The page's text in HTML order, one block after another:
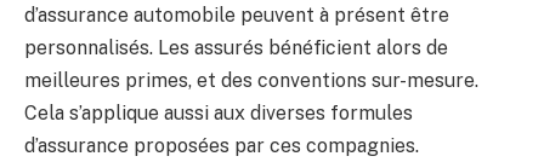
d’assurance automobile peuvent à présent être
personnalisés. Les assurés bénéficient alors de
meilleures primes, et des conventions sur-mesure.
Cela s’applique aussi aux diverses formules
d’assurance proposées par ces compagnies.